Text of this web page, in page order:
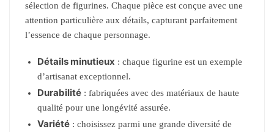
sélection de figurines. Chaque pièce est conçue avec une
attention particulière aux détails, capturant parfaitement
l’essence de chaque personnage.
Détails minutieux : chaque figurine est un exemple
d’artisanat exceptionnel.
Durabilité : fabriquées avec des matériaux de haute
qualité pour une longévité assurée.
Variété : choisissez parmi une grande diversité de